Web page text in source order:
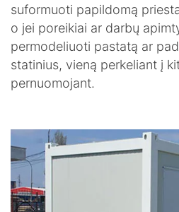
suformuoti papildomą
o jei poreikiai ar darbų
permodeliuoti pastatą ar
statinius, vieną perkeliant į
pernuomojant.